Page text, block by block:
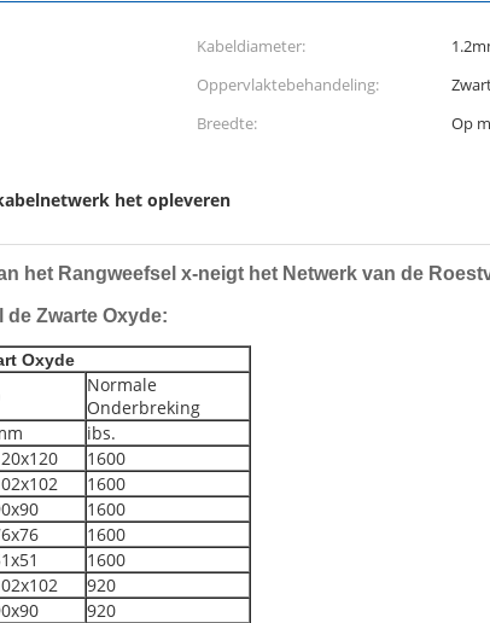
Kabeldiameter:
Oppervlaktebehandeling:
Breedte:
Op
het opleveren
het Rangweefsel x-neigt het Netwerk van de
Zwarte Oxyde:
Oxyde
Normale
Onderbreking
ibs.
1600
1600
1600
1600
1600
920
920